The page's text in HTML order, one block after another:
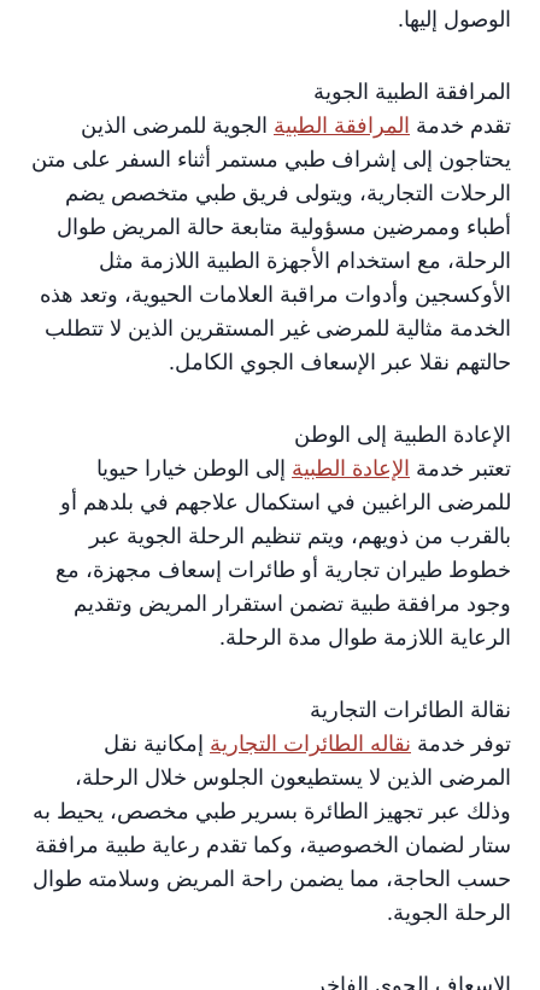
الوصول إليها.
المرافقة الطبية الجوية
تقدم خدمة المرافقة الطبية الجوية للمرضى الذين
يحتاجون إلى إشراف طبي مستمر أثناء السفر على متن
الرحلات التجارية، ويتولى فريق طبي متخصص يضم
أطباء وممرضين مسؤولية متابعة حالة المريض طوال
الرحلة، مع استخدام الأجهزة الطبية اللازمة مثل
الأوكسجين وأدوات مراقبة العلامات الحيوية، وتعد هذه
الخدمة مثالية للمرضى غير المستقرين الذين لا تتطلب
حالتهم نقلا عبر الإسعاف الجوي الكامل.
الإعادة الطبية إلى الوطن
تعتبر خدمة الإعادة الطبية إلى الوطن خيارا حيويا
للمرضى الراغبين في استكمال علاجهم في بلدهم أو
بالقرب من ذويهم، ويتم تنظيم الرحلة الجوية عبر
خطوط طيران تجارية أو طائرات إسعاف مجهزة، مع
وجود مرافقة طبية تضمن استقرار المريض وتقديم
الرعاية اللازمة طوال مدة الرحلة.
نقالة الطائرات التجارية
توفر خدمة نقاله الطائرات التجارية إمكانية نقل
المرضى الذين لا يستطيعون الجلوس خلال الرحلة،
وذلك عبر تجهيز الطائرة بسرير طبي مخصص، يحيط به
ستار لضمان الخصوصية، وكما تقدم رعاية طبية مرافقة
حسب الحاجة، مما يضمن راحة المريض وسلامته طوال
الرحلة الجوية.